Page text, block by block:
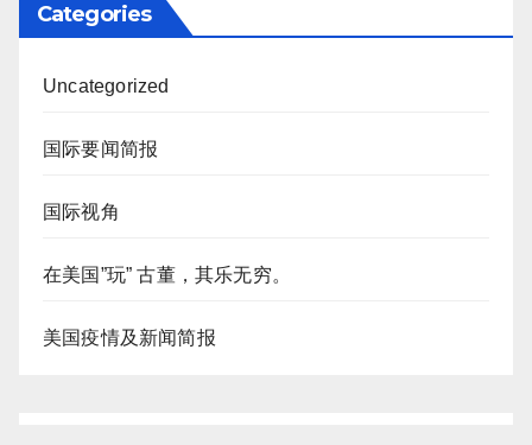
Categories
Uncategorized
国际要闻简报
国际视角
在美国”玩” 古董，其乐无穷。
美国疫情及新闻简报